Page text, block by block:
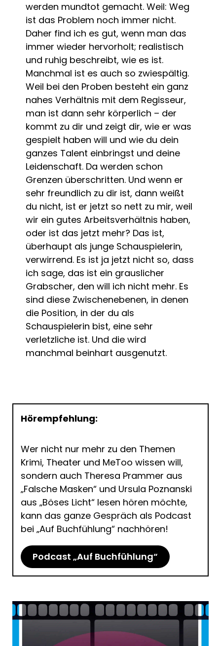
werden mundtot gemacht. Weil: Weg
ist das Problem noch immer nicht.
Daher find ich es gut, wenn man das
immer wieder hervorholt; realistisch
und ruhig beschreibt, wie es ist.
Manchmal ist es auch so zwiespältig.
Weil bei den Proben besteht ein ganz
nahes Verhältnis mit dem Regisseur,
man ist dann sehr körperlich – der
kommt zu dir und zeigt dir, wie er was
gespielt haben will und wie du dein
ganzes Talent einbringst und deine
Leidenschaft. Da werden schon
Grenzen überschritten. Und wenn er
sehr freundlich zu dir ist, dann weißt
du nicht, ist er jetzt so nett zu mir, weil
wir ein gutes Arbeitsverhältnis haben,
oder ist das jetzt mehr? Das ist,
überhaupt als junge Schauspielerin,
verwirrend. Es ist ja jetzt nicht so, dass
ich sage, das ist ein grauslicher
Grabscher, den will ich nicht mehr. Es
sind diese Zwischenebenen, in denen
die Position, in der du als
Schauspielerin bist, eine sehr
verletzliche ist. Und die wird
manchmal beinhart ausgenutzt.
Hörempfehlung:
Wer nicht nur mehr zu den Themen
Krimi, Theater und MeToo wissen will,
sondern auch Theresa Prammer aus
„Falsche Masken“ und Ursula Poznanski
aus „Böses Licht“ lesen hören möchte,
kann das ganze Gespräch als Podcast
bei „Auf Buchfühlung“ nachhören!
Podcast „Auf Buchfühlung“